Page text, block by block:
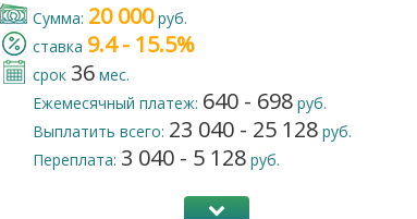
Cумма: 20 000руб.
cтавка 9.4 - 15.5%
срок 36 мес.
Ежемесячный платеж: 640 - 698 руб.
Выплатить всего: 23 040 - 25 128 руб.
Переплата: 3 040 - 5 128 руб.